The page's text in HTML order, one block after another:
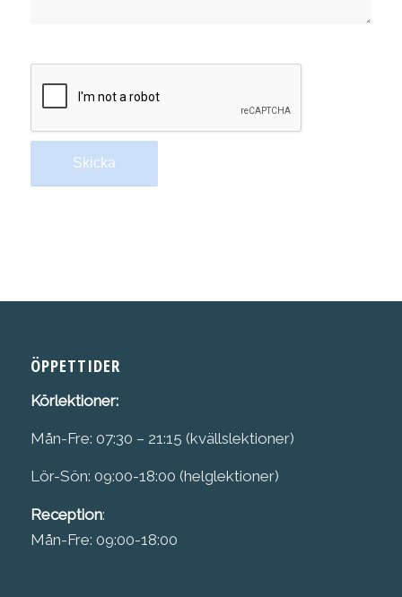
ÖPPETTIDER
Körlektioner:
Mån-Fre: 07:30 – 21:15 (kvällslektioner)
Lör-Sön: 09:00-18:00 (helglektioner)
Reception:
Mån-Fre: 09:00-18:00